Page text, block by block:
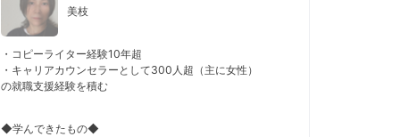
美枝
・コピーライター経験10年超
・キャリアカウンセラーとして300人超（主に女性）
の就職支援経験を積む
◆学んできたもの◆